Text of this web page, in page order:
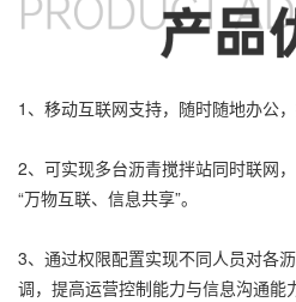
1、 移动互联网支持，随时随地办公，
2、可实现多台沥青搅拌站同时联网
“万物互联、信息共享”。
3、通过权限配置实现不同人员对各
调，提高运营控制能力与信息沟通能